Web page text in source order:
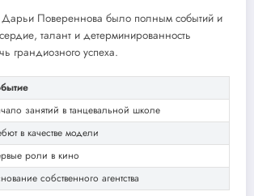
Повереннова было полным событий и
талант и детерминированность
грандиозного успеха.
занятий в танцевальной школе
в качестве модели
роли в кино
собственного агентства